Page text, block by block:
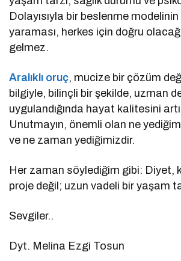
Dolayısıyla bir beslenme
yaraması, herkes için doğru
gelmez.
Aralıklı oruç, mucize bir çözüm
bilgiyle, bilinçli bir şekilde, uzman
uygulandığında hayat kalitesini
Unutmayın, önemli olan ne
ve ne zaman yediğimizdir.
Her zaman söylediğim gibi: Diyet,
proje değil; uzun vadeli bir yaşam
Sevgiler..
Dyt. Melina Ezgi Tosun